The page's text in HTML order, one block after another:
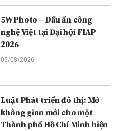
5WPhoto – Dấu ấn công
nghệ Việt tại Đại hội FIAP
2026
05/08/2026
Luật Phát triển đô thị: Mở
không gian mới cho một
Thành phố Hồ Chí Minh hiện